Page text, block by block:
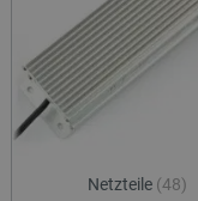
Netzteile (48)